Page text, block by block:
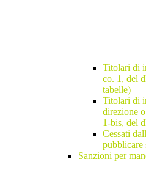
Titolari di
co. 1, del
tabelle)
Titolari di
direzione
1-bis, del
Cessati
pubblicare
Sanzioni per